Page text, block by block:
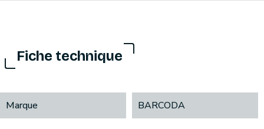
Fiche technique
Marque BARCODA